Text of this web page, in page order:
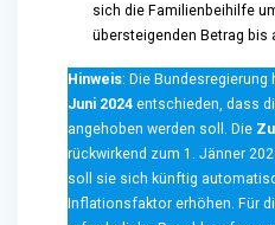
sich die Familienbeihilfe
übersteigenden Betrag bis
Hinweis: Die Bundesregierung
Juni 2024 entschieden, dass
angehoben werden soll. Die
rückwirkend zum 1. Jänner
soll sie sich künftig
Inflationsfaktor erhöhen. Für